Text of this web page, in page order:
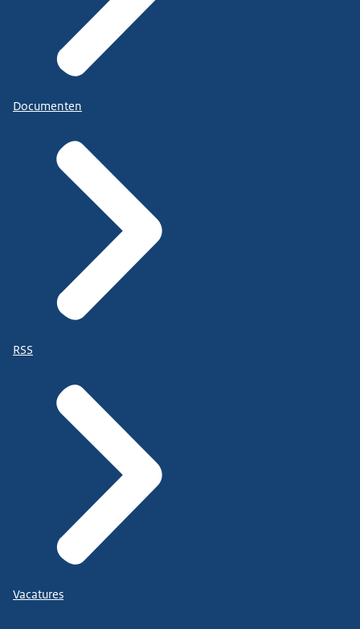
Documenten
RSS
Vacatures